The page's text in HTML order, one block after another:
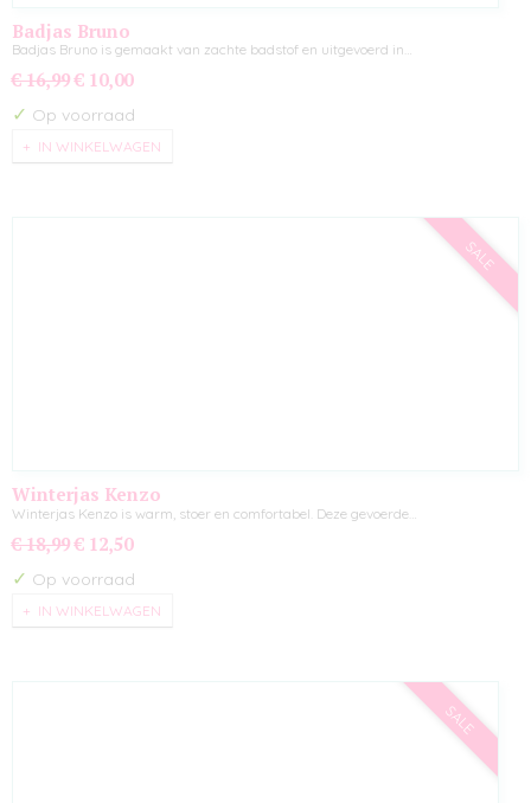
Badjas Bruno
Badjas Bruno is gemaakt van zachte badstof en uitgevoerd in…
€ 16,99 € 10,00
✓ Op voorraad
IN WINKELWAGEN
SALE
Winterjas Kenzo
Winterjas Kenzo is warm, stoer en comfortabel. Deze gevoerde…
€ 18,99 € 12,50
✓ Op voorraad
IN WINKELWAGEN
SALE